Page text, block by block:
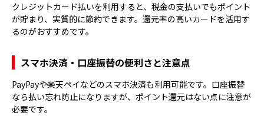
クレジットカード払いを利用すると、税金の支払いでもポイント
が貯まり、実質的に節約できます。還元率の高いカードを活用す
るのがおすすめです。
スマホ決済・口座振替の便利さと注意点
PayPayや楽天ペイなどのスマホ決済も利用可能です。口座振替
なら払い忘れ防止になりますが、ポイント還元はない点に注意が
必要です。